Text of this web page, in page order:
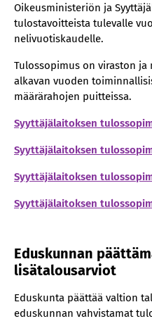
Oikeusministeriön ja
tulostavoitteista tulevalle
nelivuotiskaudelle.
Tulossopimus on viraston
alkavan vuoden
määrärahojen puitteissa.
Syyttäjälaitoksen
Syyttäjälaitoksen
Syyttäjälaitoksen
Syyttäjälaitoksen
Eduskunnan
lisätalousarviot
Eduskunta päättää valtion
eduskunnan vahvistamat